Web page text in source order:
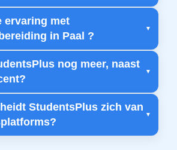
ervaring met
in Paal ?
nog meer, naast
StudentsPlus zich van